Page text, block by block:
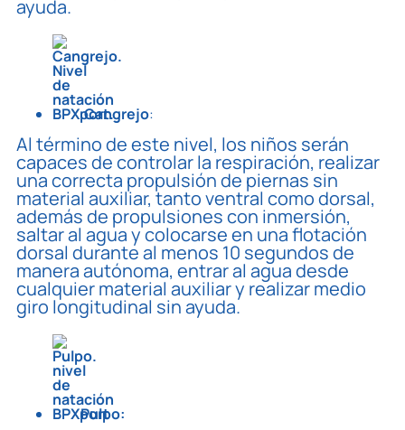
ayuda.
Cangrejo:
Al término de este nivel, los niños serán
capaces de controlar la respiración, realizar
una correcta propulsión de piernas sin
material auxiliar, tanto ventral como dorsal,
además de propulsiones con inmersión,
saltar al agua y colocarse en una flotación
dorsal durante al menos 10 segundos de
manera autónoma, entrar al agua desde
cualquier material auxiliar y realizar medio
giro longitudinal sin ayuda.
Pulpo: